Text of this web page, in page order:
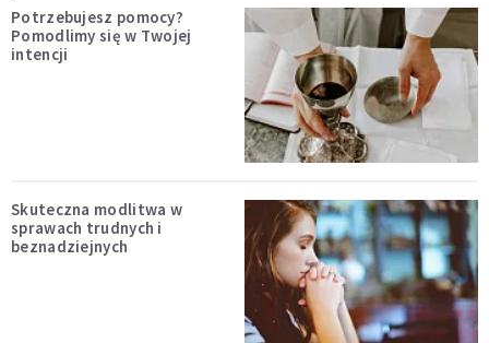
Potrzebujesz pomocy?
Pomodlimy się w Twojej
intencji
Skuteczna modlitwa w
sprawach trudnych i
beznadziejnych